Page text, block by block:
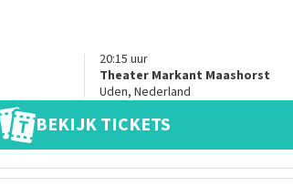
20:15 uur
Theater Markant Maashorst
Uden, Nederland
BEKIJK TICKETS